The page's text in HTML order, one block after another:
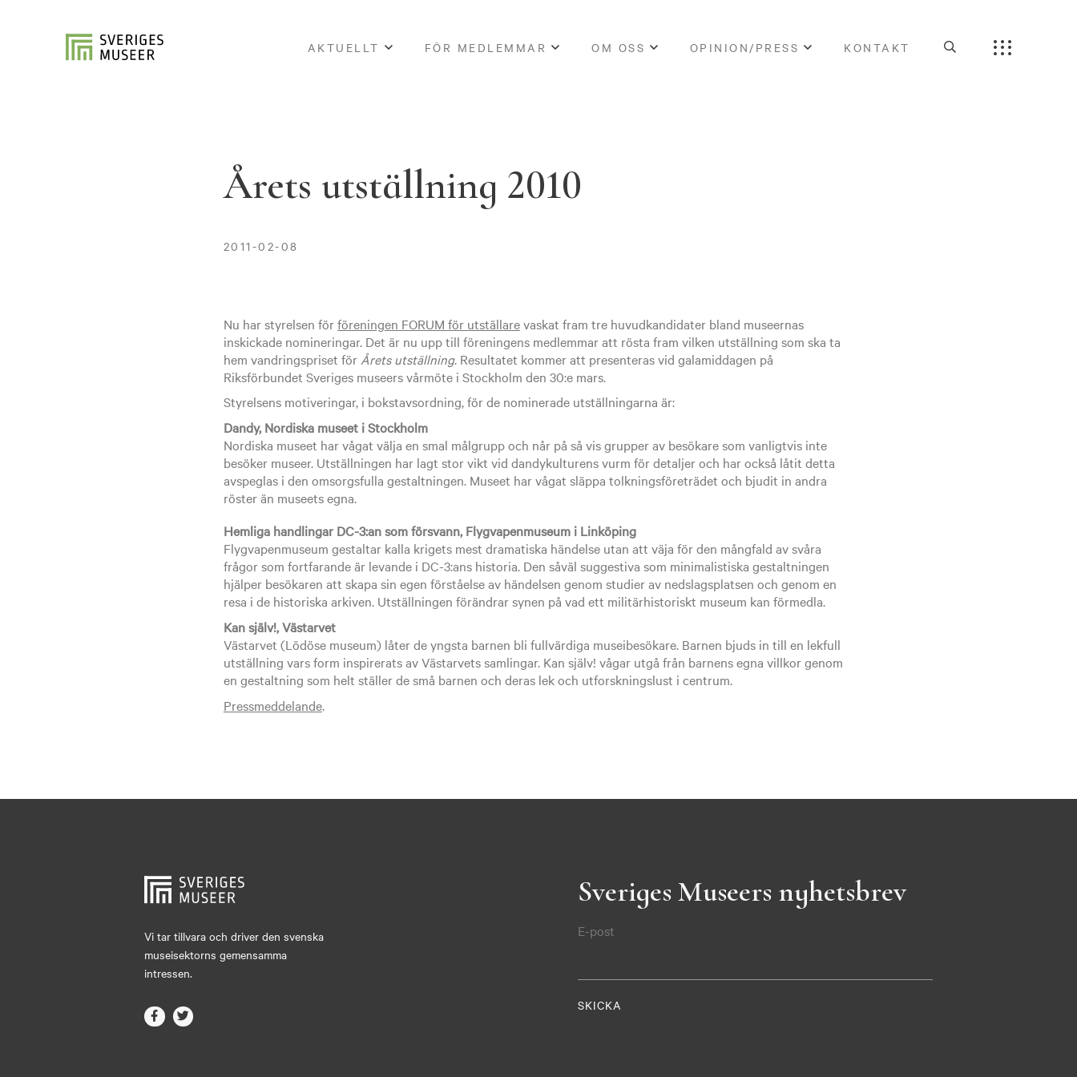
AKTUELLT FÖR MEDLEMMAR OM OSS OPINION/PRESS KONTAKT
Årets utställning 2010
2011-02-08
Nu har styrelsen förföreningen FORUM för utställarevaskat fram tre huvudkandidater bland museernas
inskickade nomineringar. Det är nu upp till föreningens medlemmar att rösta fram vilken utställning som ska ta
hem vandringspriset för Årets utställning. Resultatet kommer att presenteras vid galamiddagen på
Riksförbundet Sveriges museers vårmöte i Stockholm den 30:e mars.
Styrelsens motiveringar, i bokstavsordning, för de nominerade utställningarna är:
Dandy, Nordiska museet i Stockholm
Nordiska museet har vågat välja en smal målgrupp och når på så vis grupper av besökare som vanligtvis inte
besöker museer. Utställningen har lagt stor vikt vid dandykulturens vurm för detaljer och har också låtit detta
avspeglas i den omsorgsfulla gestaltningen. Museet har vågat släppa tolkningsföreträdet och bjudit in andra
röster än museets egna.
Hemliga handlingar DC-3:an som försvann, Flygvapenmuseum i Linköping
Flygvapenmuseum gestaltar kalla krigets mest dramatiska händelse utan att väja för den mångfald av svåra
frågor som fortfarande är levande i DC-3:ans historia. Den såväl suggestiva som minimalistiska gestaltningen
hjälper besökaren att skapa sin egen förståelse av händelsen genom studier av nedslagsplatsen och genom en
resa i de historiska arkiven. Utställningen förändrar synen på vad ett militärhistoriskt museum kan förmedla.
Kan själv!, Västarvet
Västarvet (Lödöse museum) låter de yngsta barnen bli fullvärdiga museibesökare. Barnen bjuds in till en lekfull
utställning vars form inspirerats av Västarvets samlingar. Kan själv! vågar utgå från barnens egna villkor genom
en gestaltning som helt ställer de små barnen och deras lek och utforskningslust i centrum.
Pressmeddelande.
Vi tar tillvara och driver den svenska
museisektorns gemensamma
intressen.
Sveriges Museers nyhetsbrev
E-post